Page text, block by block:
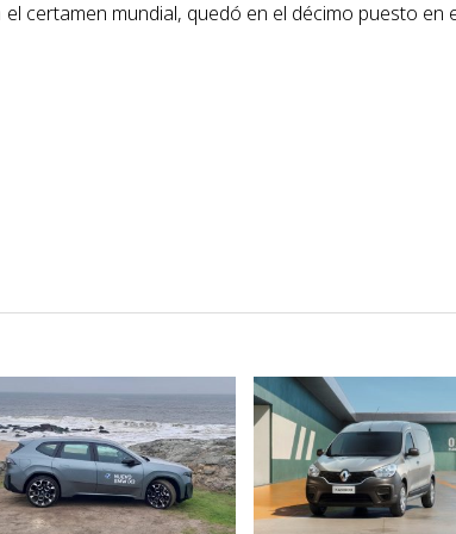
certamen mundial, quedó en el décimo puesto en
VER NOTA VER NOTA